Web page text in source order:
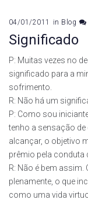
04/01/2011 in Blog
Significado
P: Muitas vezes no
significado para a
sofrimento.
R: Não há um
P: Como sou
tenho a sensação
alcançar, o objetivo
prêmio pela conduta
R: Não é bem assim.
plenamente, o que
como uma vida